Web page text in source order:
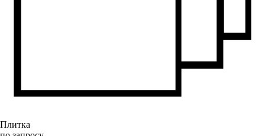
Плитка